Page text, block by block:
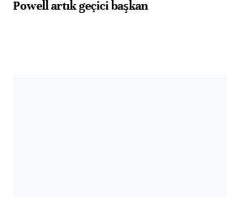
Powell artık geçici başkan